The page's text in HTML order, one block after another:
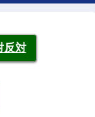
反対